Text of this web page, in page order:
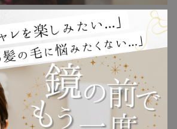
〒420-0852 静岡県静岡
市葵区紺屋町7-3
静岡駅から徒歩10分
水曜日